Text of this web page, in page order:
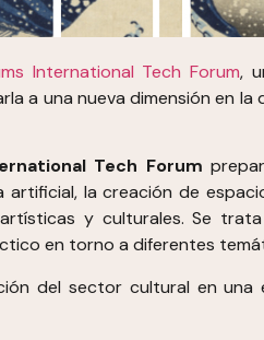
International Tech Forum,
a una nueva dimensión en
Tech Forum
la creación de
y culturales. Se
en torno a diferentes
del sector cultural en